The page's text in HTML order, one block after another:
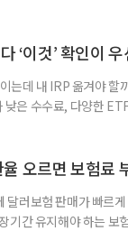
▷ 그중 내가
‘이것’ 확인이 우
는데 내 IRP 옮겨야 할
은 수수료, 다양한
눈에 잘 들어온다. 하
오르면 보험료
달러보험 판매가 빠르
기간 유지해야 하는